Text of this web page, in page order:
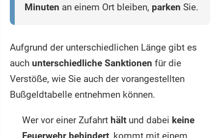
Minuten an einem Ort bleiben, parken Sie.
Aufgrund der unterschiedlichen Länge gibt es
auch unterschiedliche Sanktionen für die
Verstöße, wie Sie auch der vorangestellten
Bußgeldtabelle entnehmen können.
Wer vor einer Zufahrt hält und dabei keine